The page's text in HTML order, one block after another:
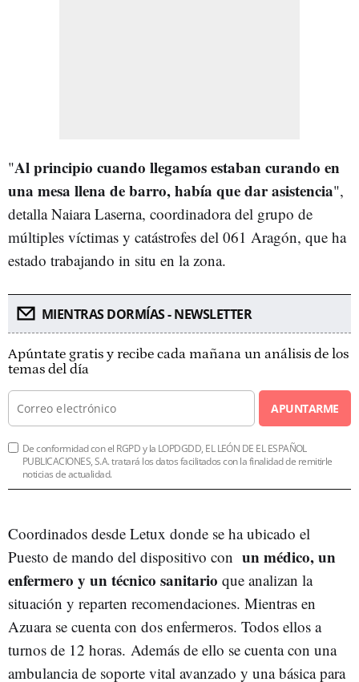
"Al principio cuando llegamos estaban curando en
una mesa llena de barro, había que dar asistencia",
detalla Naiara Laserna, coordinadora del grupo de
múltiples víctimas y catástrofes del 061 Aragón, que ha
estado trabajando in situ en la zona.
MIENTRAS DORMÍAS - NEWSLETTER
Apúntate gratis y recibe cada mañana un análisis de los
temas del día
APUNTARME
De conformidad con el RGPD y la LOPDGDD, EL LEÓN DE EL ESPAÑOL
PUBLICACIONES, S.A. tratará los datos facilitados con la finalidad de remitirle
noticias de actualidad.
Coordinados desde Letux donde se ha ubicado el
Puesto de mando del dispositivo con un médico, un
enfermero y un técnico sanitario que analizan la
situación y reparten recomendaciones. Mientras en
Azuara se cuenta con dos enfermeros. Todos ellos a
turnos de 12 horas. Además de ello se cuenta con una
ambulancia de soporte vital avanzado y una básica para